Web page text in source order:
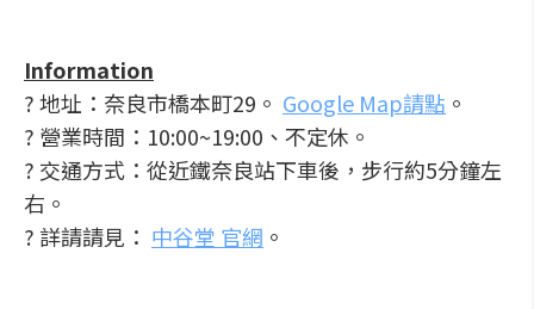
Information
? 地址：奈良市橋本町29。 Google Map請點 。
? 營業時間：10:00~19:00、不定休。
? 交通方式：從近鐵奈良站下車後，步行約5分鐘左
右。
? 詳請請見： 中谷堂 官網 。